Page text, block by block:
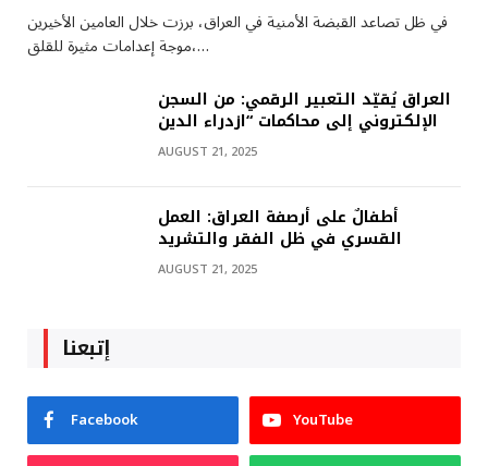
في ظل تصاعد القبضة الأمنية في العراق، برزت خلال العامين الأخيرين
موجة إعدامات مثيرة للقلق،…
العراق يُقيّد التعبير الرقمي: من السجن
الإلكتروني إلى محاكمات “ازدراء الدين
AUGUST 21, 2025
أطفالٌ على أرصفة العراق: العمل
القسري في ظل الفقر والتشريد
AUGUST 21, 2025
إتبعنا
Facebook
YouTube